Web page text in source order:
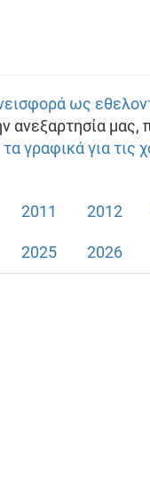
ως
ανεξαρτησία μας,
τα γραφικά για τις
2011 2012
2025 2026